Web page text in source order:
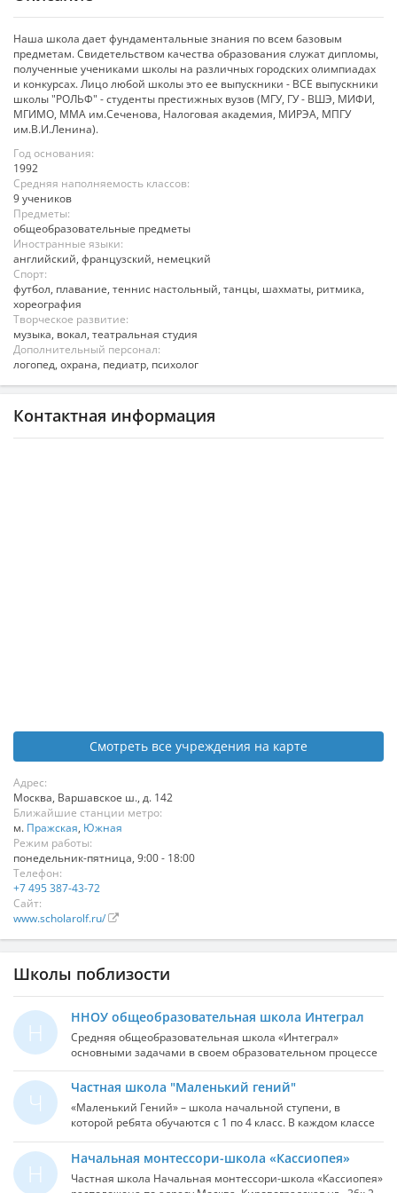
Наша школа дает фундаментальные знания по всем базовым
предметам. Свидетельством качества образования служат дипломы,
полученные учениками школы на различных городских олимпиадах
и конкурсах. Лицо любой школы это ее выпускники - ВСЕ выпускники
школы "РОЛЬФ" - студенты престижных вузов (МГУ, ГУ - ВШЭ, МИФИ,
МГИМО, ММА им.Сеченова, Налоговая академия, МИРЭА, МПГУ
им.В.И.Ленина).
Год основания:
1992
Средняя наполняемость классов:
9 учеников
Предметы:
общеобразовательные предметы
Иностранные языки:
английский, французский, немецкий
Спорт:
футбол, плавание, теннис настольный, танцы, шахматы, ритмика,
хореография
Творческое развитие:
музыка, вокал, театральная студия
Дополнительный персонал:
логопед, охрана, педиатр, психолог
Контактная информация
Смотреть все учреждения на карте
Адрес:
Москва, Варшавское ш., д. 142
Ближайшие станции метро:
м. Пражская, Южная
Режим работы:
понедельник-пятница, 9:00 - 18:00
Телефон:
+7 495 387-43-72
Сайт:
www.scholarolf.ru/
Школы поблизости
Н
ННОУ общеобразовательная школа Интеграл
Средняя общеобразовательная школа «Интеграл»
основными задачами в своем образовательном процессе
считает подготовку компетентных и творческих
личностей, готовых к сотрудничеству и имеющих
уважающих ценности общемировой культуры.
Ч
Частная школа "Маленький гений"
«Маленький Гений» – школа начальной ступени, в
которой ребята обучаются с 1 по 4 класс. В каждом классе
успевают опросить каждого и всем уделяют достойное
внимание. Основные направления деятельности частной
школы «Маленький Гений» – это упор на классическое
Н
Начальная монтессори-школа «Кассиопея»
Частная школа Начальная монтессори-школа «Кассиопея»